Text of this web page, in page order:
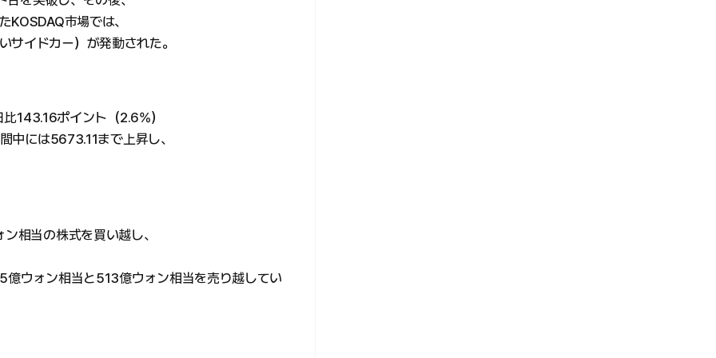
KOSDAQ市場では、
サイドカー）が発動された。
143.16ポイント（2.6%）
中には5673.11まで上昇し、
相当の株式を買い越し、
ウォン相当と513億ウォン相当を売り越してい